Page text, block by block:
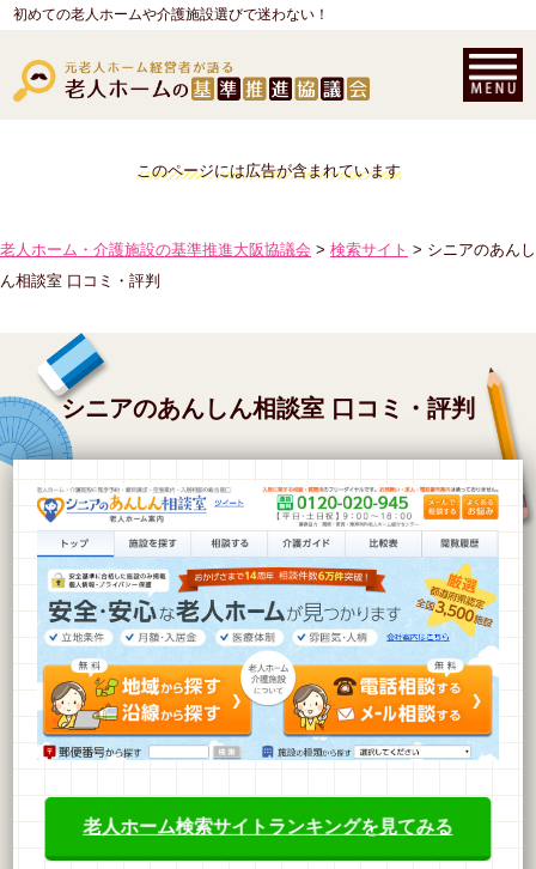
初めての老人ホームや介護施設選びで迷わない！
このページには広告が含まれています
老人ホーム・介護施設の基準推進大阪協議会 > 検索サイト > シニアのあんし
ん相談室 口コミ・評判
シニアのあんしん相談室 口コミ・評判
老人ホーム検索サイトランキングを見てみる